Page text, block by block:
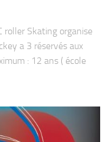
roller Skating organise
a 3 réservés aux
: 12 ans ( école